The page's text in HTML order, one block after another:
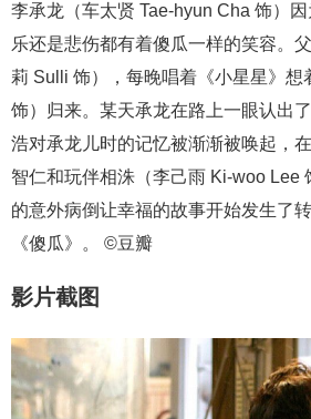
李承龙（车太贤 Tae-hyun Cha 饰）
乐还是悲伤都有着傻瓜一样的笑容。
莉 Sulli 饰），每晚唱着《小星星》
饰）归来。某天承龙在路上一眼认出
浩对承龙儿时的记忆被渐渐被唤起，
智仁和玩伴相洙（李己雨 Ki-woo Lee
的意外病倒让幸福的故事开始发生了
《傻瓜》。 ©豆瓣
影片截图